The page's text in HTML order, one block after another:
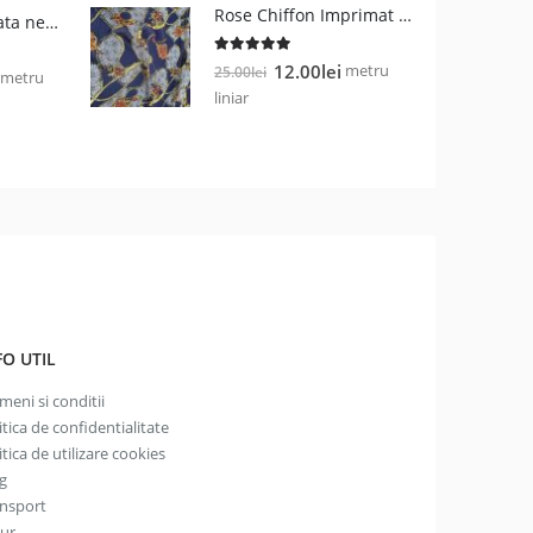
Vascoza imprimata negru cu alb
Prețul
metru
Rose Chiffon Imprimat Navy
25.00lei Prețul
12.00lei Prețul
metru
liniar
UTIL
si conditii
de confidentialitate
de utilizare cookies